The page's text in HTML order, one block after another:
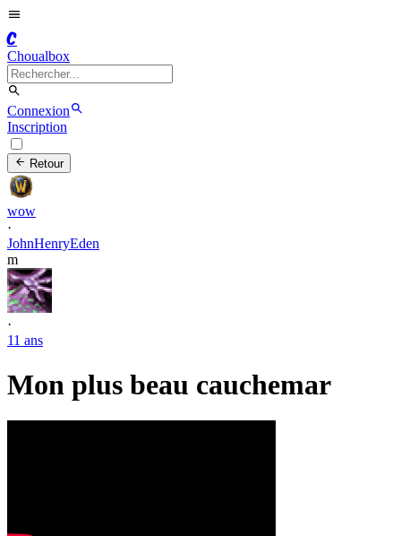
C
Choualbox
Connexion
Inscription
Retour
wow
·
JohnHenryEden
m
·
11 ans
Mon plus beau cauchemar